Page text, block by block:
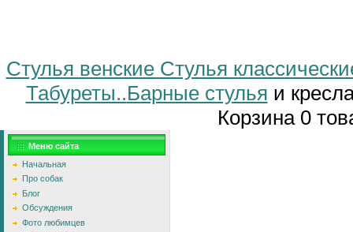
Стулья венские Стулья
Табуреты..Барные стулья и
Корзина 0
Меню сайта
Начальная
Про собак
Блог
Обсуждения
Фото любимцев